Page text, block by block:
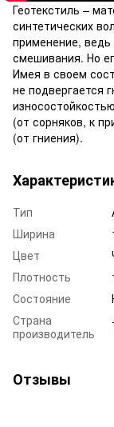
Геотекстиль –
синтетических
применение,
смешивания. Но
Имея в своем
не подвергается
(от сорняков, к
(от гниения).
Тип
Ширина
Цвет
Плотность
Состояние
Страна
производитель
Отзывы